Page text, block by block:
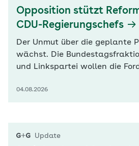
Opposition stützt
CDU-Regierungschefs
Der Unmut über die geplante
wächst. Die
und Linkspartei wollen die
Anhalt und Thüringen nach
bei…
04.08.2026
Update